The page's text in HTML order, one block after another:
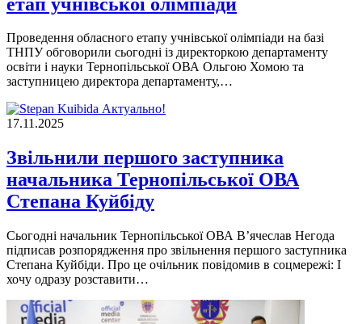
Проведення обласного етапу учнівської олімпіади на базі
ТНПУ обговорили сьогодні із директоркою департаменту
освіти і науки Тернопільської ОВА Ольгою Хомою та
заступницею директора департаменту,…
Актуально!
17.11.2025
Звільнили першого заступника
начальника Тернопільської ОВА
Степана Куйбіду
Сьогодні начальник Тернопільської ОВА В’ячеслав Негода
підписав розпорядження про звільнення першого заступника
Степана Куйбіди. Про це очільник повідомив в соцмережі: І
хочу одразу розставити…